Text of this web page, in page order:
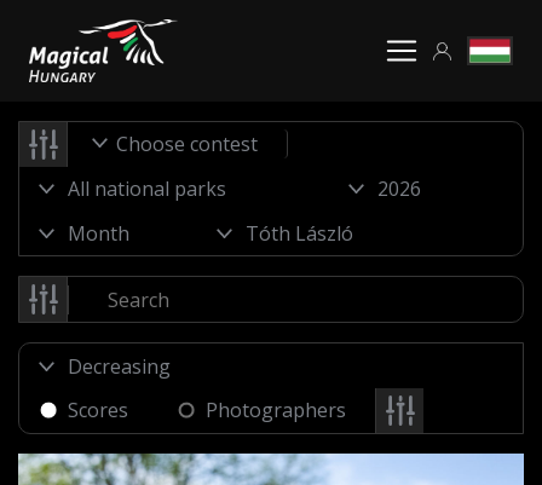
Choose contest
Scores Photographers